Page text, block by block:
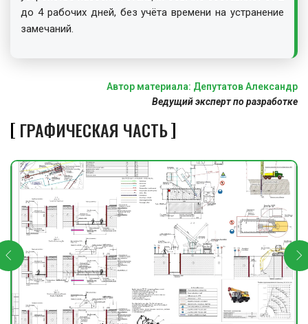
до 4 рабочих дней, без учёта времени на устранение
замечаний.
Автор материала: Депутатов Александр
Ведущий эксперт по разработке
ГРАФИЧЕСКАЯ ЧАСТЬ